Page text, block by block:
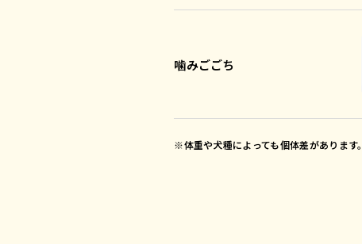
噛みごごち
※体重や犬種によっても個体差があります。